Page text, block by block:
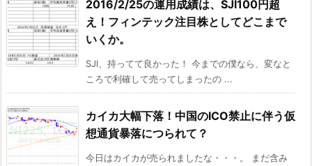
2016/2/25の運用成績は、SJI100円超
え！フィンテック注目株としてどこまで
いくか。
SJI、持ってて良かった！ 今までの僕なら、変なと
ころで利確して売ってしまったの ...
カイカ大幅下落！中国のICO禁止に伴う仮
想通貨暴落につられて？
今日はカイカが売られましたな・・・。 まだ含み